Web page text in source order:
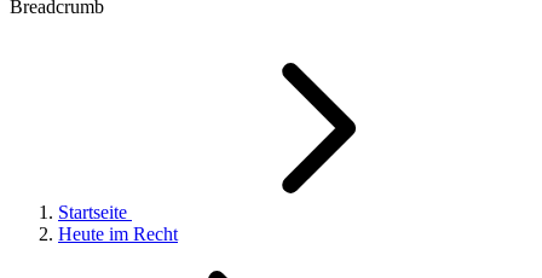
Breadcrumb
Startseite
Heute im Recht